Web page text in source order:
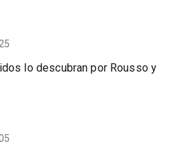
lo descubran por Rousso y